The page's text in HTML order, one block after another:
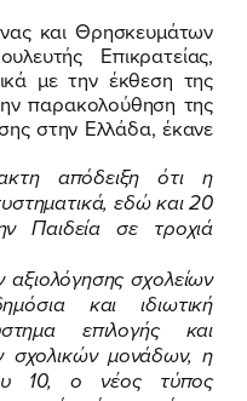
και Θρησκευμάτων
Επικρατείας,
με την έκθεση της
παρακολούθηση της
στην Ελλάδα, έκανε
απόδειξη ότι η
εδώ και 20
Παιδεία σε τροχιά
σχολείων
και ιδιωτική
επιλογής και
σχολικών μονάδων, η
10, ο νέος τύπος
τόπου του
της Βουλευτού
τόπου του
της Βουλευτού